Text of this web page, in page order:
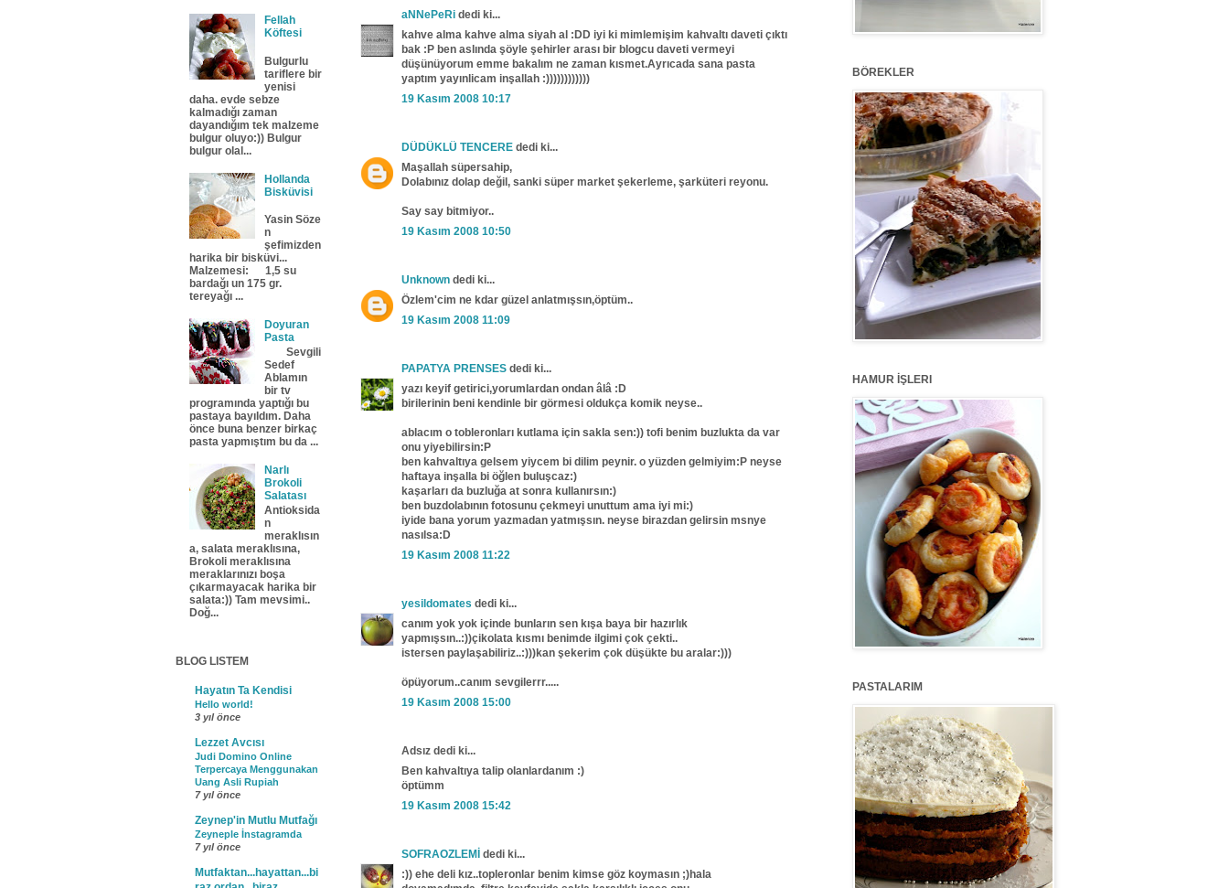
aNNePeRi dedi ki...
kahve alma kahve alma siyah al :DD iyi ki mimlemişim kahvaltı daveti çıktı
bak :P ben aslında şöyle şehirler arası bir blogcu daveti vermeyi
düşünüyorum emme bakalım ne zaman kısmet.Ayrıcada sana pasta
yaptım yayınlicam inşallah :))))))))))))
19 Kasım 2008 10:17
DÜDÜKLÜ TENCERE dedi ki...
Maşallah süpersahip,
Dolabınız dolap değil, sanki süper market şekerleme, şarküteri reyonu.
Say say bitmiyor..
19 Kasım 2008 10:50
Unknown dedi ki...
Özlem'cim ne kdar güzel anlatmışsın,öptüm..
19 Kasım 2008 11:09
PAPATYA PRENSES dedi ki...
yazı keyif getirici,yorumlardan ondan âlâ :D
birilerinin beni kendinle bir görmesi oldukça komik neyse..
ablacım o tobleronları kutlama için sakla sen:)) tofi benim buzlukta da var
onu yiyebilirsin:P
ben kahvaltıya gelsem yiycem bi dilim peynir. o yüzden gelmiyim:P neyse
haftaya inşalla bi öğlen buluşcaz:)
kaşarları da buzluğa at sonra kullanırsın:)
ben buzdolabının fotosunu çekmeyi unuttum ama iyi mi:)
iyide bana yorum yazmadan yatmışsın. neyse birazdan gelirsin msnye
nasılsa:D
19 Kasım 2008 11:22
yesildomates dedi ki...
canım yok yok içinde bunların sen kışa baya bir hazırlık
yapmışsın..:))çikolata kısmı benimde ilgimi çok çekti..
istersen paylaşabiliriz..:)))kan şekerim çok düşükte bu aralar:)))
öpüyorum..canım sevgilerrr.....
19 Kasım 2008 15:00
Adsız dedi ki...
Ben kahvaltıya talip olanlardanım :)
öptümm
19 Kasım 2008 15:42
SOFRAOZLEMİ dedi ki...
:)) ehe deli kız..topleronlar benim kimse göz koymasın ;)hala
Fellah
Köftesi
Bulgurlu
tariflere bir
yenisi
daha. evde sebze
kalmadığı zaman
dayandığım tek malzeme
bulgur oluyo:)) Bulgur
bulgur olal...
Hollanda
Bisküvisi
Yasin Söze
n
şefimizden
harika bir bisküvi...
Malzemesi: 1,5 su
bardağı un 175 gr.
tereyağı ...
Doyuran
Pasta
Sevgili
Sedef
Ablamın
bir tv
programında yaptığı bu
pastaya bayıldım. Daha
önce buna benzer birkaç
pasta yapmıştım bu da ...
Narlı
Brokoli
Salatası
Antioksida
n
meraklısın
a, salata meraklısına,
Brokoli meraklısına
meraklarınızı boşa
çıkarmayacak harika bir
salata:)) Tam mevsimi..
Doğ...
BLOG LISTEM
Hayatın Ta Kendisi
Hello world!
3 yıl önce
Lezzet Avcısı
Judi Domino Online
Terpercaya Menggunakan
Uang Asli Rupiah
7 yıl önce
Zeynep'in Mutlu Mutfağı
Zeyneple İnstagramda
7 yıl önce
Mutfaktan...hayattan...bi
BÖREKLER
HAMUR İŞLERI
PASTALARIM